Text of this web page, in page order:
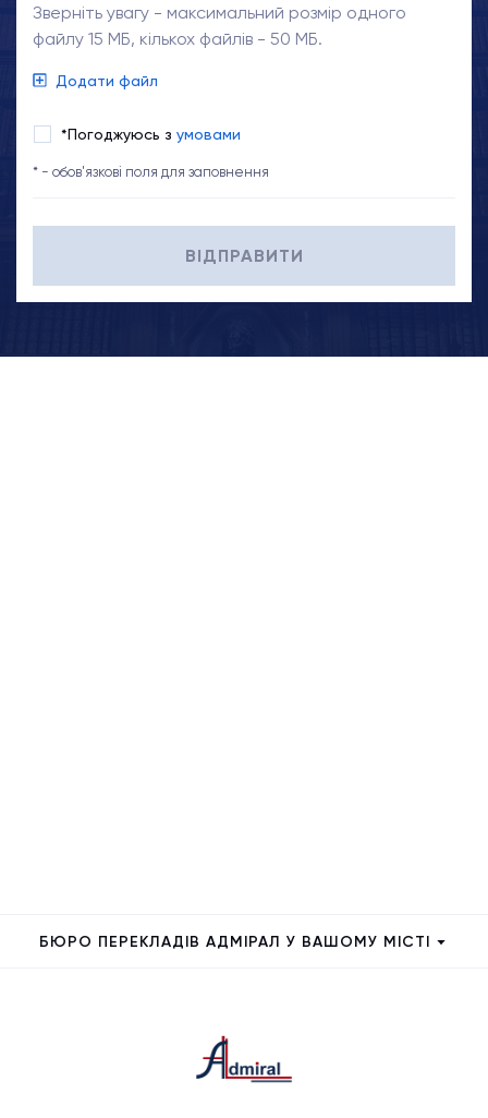
Зверніть увагу - максимальний розмір одного
файлу 15 МБ, кількох файлів - 50 МБ.
Додати файл
*Погоджуюсь з умовами
* - обов'язкові поля для заповнення
ВІДПРАВИТИ
БЮРО ПЕРЕКЛАДІВ АДМІРАЛ У ВАШОМУ МІСТІ